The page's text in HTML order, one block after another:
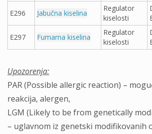
E296 Jabučna kiselina
Regulator
kiselosti
E297 Fumarna kiselina
Regulator
kiselosti
Upozorenja:
PAR (Possible allergic reaction) –
reakcija, alergen,
LGM (Likely to be from genetically
– uglavnom iz genetski modifikovanih